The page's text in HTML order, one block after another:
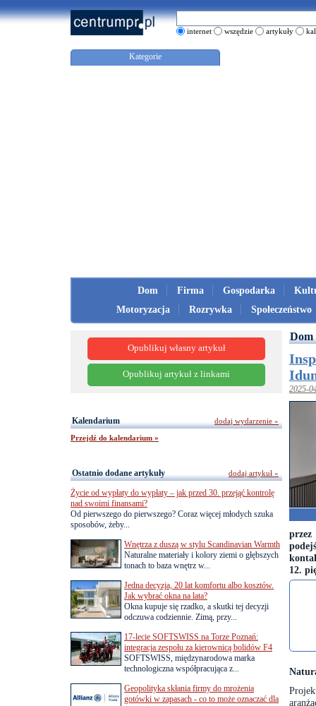
internet wszędzie artykuły
Kategorie
Dom Firma Gospodarka
Motoryzacja
Rozrywka Społeczeństwo
Dom
2025-
12.
Opublikuj własny artykuł
Opublikuj artykuł z linkami
Kalendarium
Przejdź do kalendarium »
dodaj wydarzenie »
Ostatnio dodane artykuły
Życie od wypłaty do wypłaty – jak przed 30. przejąć kontrolę
nad swoimi finansami?
Od pierwszego do pierwszego? Coraz więcej młodych szuka
sposobów, żeby...
Wnętrza z duszą w stylu Scandinavian Warmth
Naturalne materiały i kolory ziemi o głębszych
tonach to baza wnętrz w...
Jedna decyzja, 20 lat komfortu albo kosztów.
Jak wybrać okna na lata?
Okna kupuje się rzadko, a skutki tej decyzji
odczuwa codziennie. Zimą, przy...
17-lecie SOFTSWISS na Torze Poznań:
integracja zespołu za kierownicą bolidów F4
SOFTSWISS, międzynarodowa marka
technologiczna współpracująca z...
Geopolityka skłania firmy do mrożenia
gotówki w zapasach - co to może oznaczać dla
dodaj artykuł »